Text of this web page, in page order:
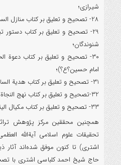
شيرازی؛
28- تصحیح و تعلیق بر کتاب منازل ‏السائرين فی شرح مقامات العارفين؛
29- تصحیح و تعلیق بر کتاب دستور
شنوندگان؛
30- تصحیح و تعلیق بر کتاب دعوة
امام حسين؟ع؟)؛
31- تصحیح و تعلیق بر کتاب هدية السالکين (در سير و سلوک)؛
32-تصحیح و تعلیق بر کتاب نهج النجاة ( روش نجات در آخرت )؛
33- تصحیح و تعلیق بر کتاب مکیال الیقین فی اصول الدین؛
همچنین محققین مرکز پژوهش
تحقیقات علوم اسلامی آیةالله
اشتری) تا کنون موفق شده‌اند آثار
حاج شیخ احمد کلباسی اشتری با